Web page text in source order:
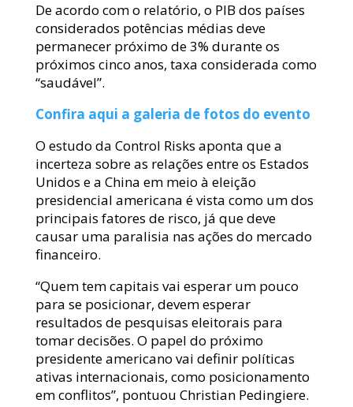
De acordo com o relatório, o PIB dos países
considerados potências médias deve
permanecer próximo de 3% durante os
próximos cinco anos, taxa considerada como
“saudável”.
Confira aqui a galeria de fotos do evento
O estudo da Control Risks aponta que a
incerteza sobre as relações entre os Estados
Unidos e a China em meio à eleição
presidencial americana é vista como um dos
principais fatores de risco, já que deve
causar uma paralisia nas ações do mercado
financeiro.
“Quem tem capitais vai esperar um pouco
para se posicionar, devem esperar
resultados de pesquisas eleitorais para
tomar decisões. O papel do próximo
presidente americano vai definir políticas
ativas internacionais, como posicionamento
em conflitos”, pontuou Christian Pedingiere.